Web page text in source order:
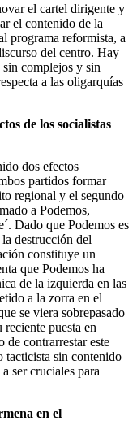
el cartel dirigente y
el contenido de la
programa reformista, a
del centro. Hay
complejos y sin
a las oligarquías
de los socialistas
dos efectos
partidos formar
regional y el segundo
a Podemos,
Dado que Podemos es
destrucción del
constituye un
que Podemos ha
de la izquierda en las
a la zorra en el
se viera sobrepasado
puesta en
de contrarrestar este
tacticista sin contenido
ser cruciales para
en el